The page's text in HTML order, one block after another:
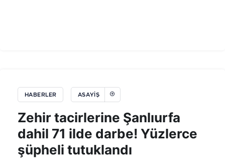
HABERLER ASAYIŞ
Zehir tacirlerine Şanlıurfa
dahil 71 ilde darbe! Yüzlerce
şüpheli tutuklandı